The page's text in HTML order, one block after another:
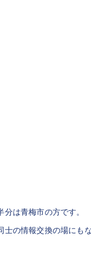
は青梅市の方です。
の情報交換の場にもな